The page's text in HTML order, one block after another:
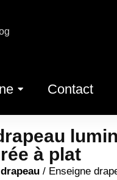
Contact
à plat
/ Enseigne